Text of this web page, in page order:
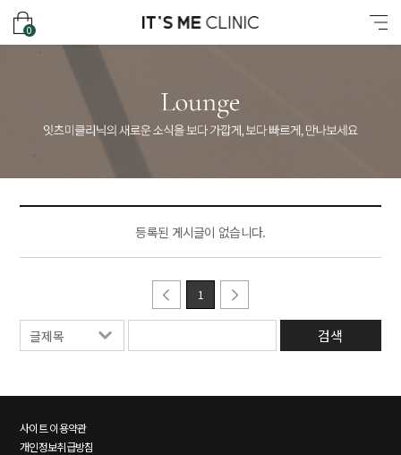
장바구니
0 잇츠미의원 메뉴
등록된 게시글이 없습니다.
1
사이트 이용약관
개인정보취급방침